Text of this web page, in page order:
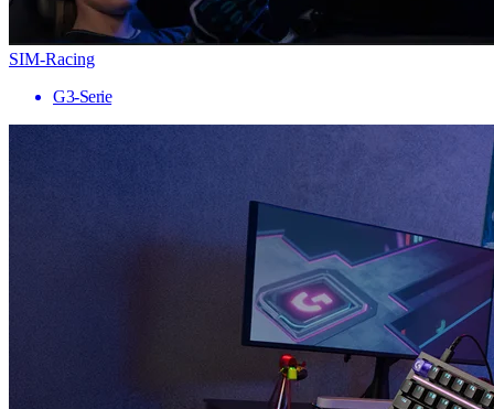
SIM-Racing
G3-Serie